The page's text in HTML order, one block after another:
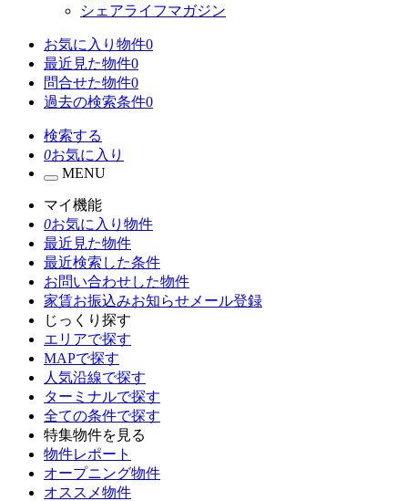
シェアライフマガジン
お気に入り物件0
最近見た物件0
問合せた物件0
過去の検索条件0
検索する
0お気に入り
MENU
マイ機能
0お気に入り物件
最近見た物件
最近検索した条件
お問い合わせした物件
家賃お振込みお知らせメール登録
じっくり探す
エリアで探す
MAPで探す
人気沿線で探す
ターミナルで探す
全ての条件で探す
特集物件を見る
物件レポート
オープニング物件
オススメ物件